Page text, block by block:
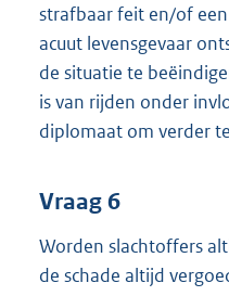
strafbaar feit en/of
acuut levensgevaar
de situatie te
is van rijden onder
diplomaat om verder
Vraag 6
Worden slachtoffers
de schade altijd